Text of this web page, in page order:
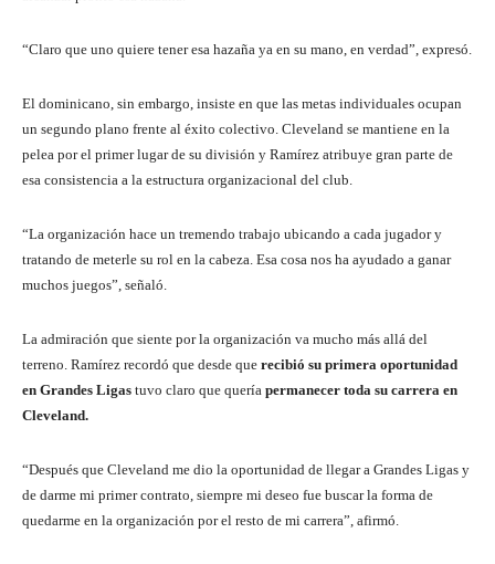
“Claro que uno quiere tener esa hazaña ya en su mano, en verdad”, expresó.
El dominicano, sin embargo, insiste en que las metas individuales ocupan
un segundo plano frente al éxito colectivo. Cleveland se mantiene en la
pelea por el primer lugar de su división y Ramírez atribuye gran parte de
esa consistencia a la estructura organizacional del club.
“La organización hace un tremendo trabajo ubicando a cada jugador y
tratando de meterle su rol en la cabeza. Esa cosa nos ha ayudado a ganar
muchos juegos”, señaló.
La admiración que siente por la organización va mucho más allá del
terreno. Ramírez recordó que desde que recibió su primera oportunidad
en Grandes Ligas tuvo claro que quería permanecer toda su carrera en
Cleveland.
“Después que Cleveland me dio la oportunidad de llegar a Grandes Ligas y
de darme mi primer contrato, siempre mi deseo fue buscar la forma de
quedarme en la organización por el resto de mi carrera”, afirmó.